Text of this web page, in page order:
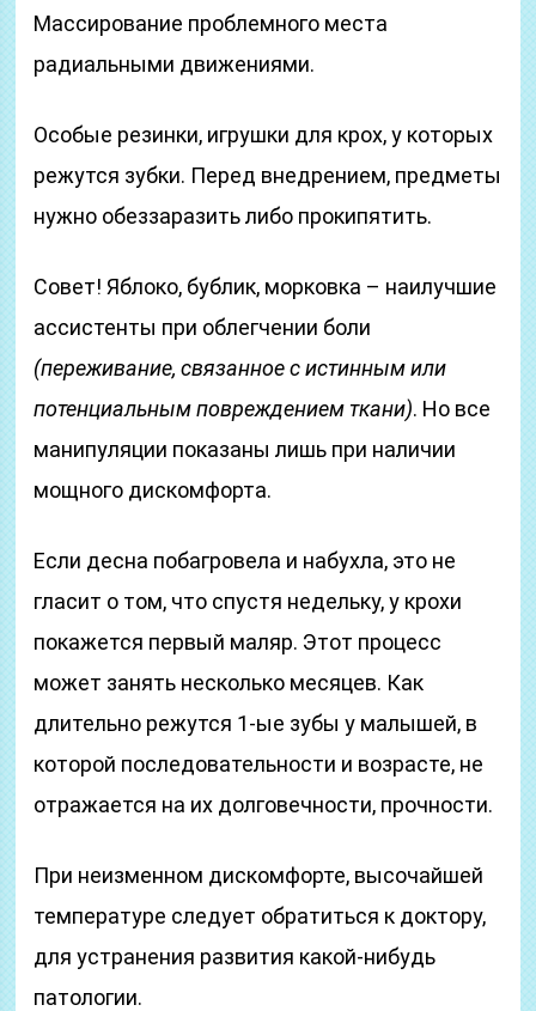
Массирование проблемного места
радиальными движениями.
Особые резинки, игрушки для крох, у которых
режутся зубки. Перед внедрением, предметы
нужно обеззаразить либо прокипятить.
Совет! Яблоко, бублик, морковка – наилучшие
ассистенты при облегчении боли
(переживание, связанное с истинным или
потенциальным повреждением ткани). Но все
манипуляции показаны лишь при наличии
мощного дискомфорта.
Если десна побагровела и набухла, это не
гласит о том, что спустя недельку, у крохи
покажется первый маляр. Этот процесс
может занять несколько месяцев. Как
длительно режутся 1-ые зубы у малышей, в
которой последовательности и возрасте, не
отражается на их долговечности, прочности.
При неизменном дискомфорте, высочайшей
температуре следует обратиться к доктору,
для устранения развития какой-нибудь
патологии.